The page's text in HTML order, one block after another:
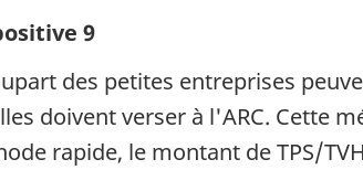
9
des petites entreprises
doivent verser à l'ARC. Cette
rapide, le montant de TPS/